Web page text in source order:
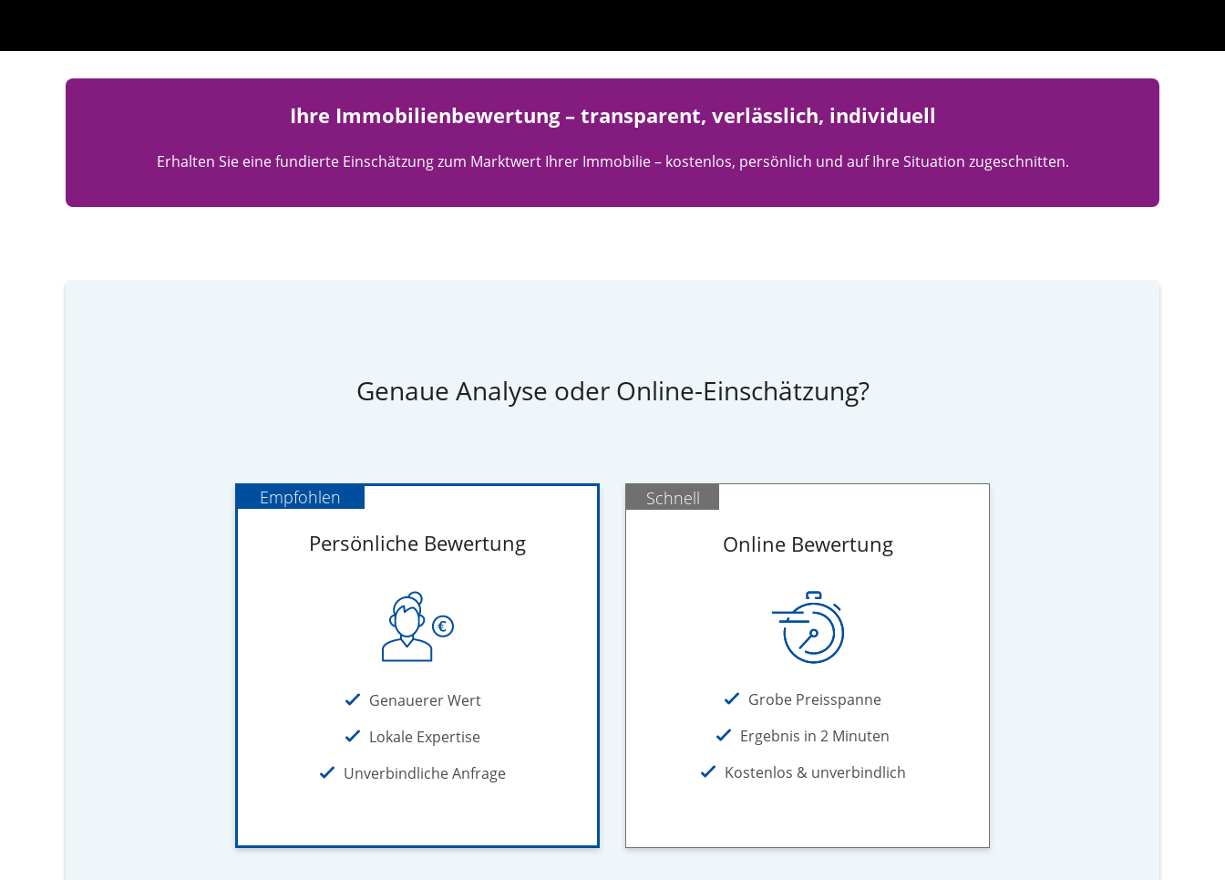
Ihre Immobilienbewertung – transparent, verlässlich, individuell
Erhalten Sie eine fundierte Einschätzung zum Marktwert Ihrer Immobilie – kostenlos, persönlich und auf Ihre Situation zugeschnitten.
Genaue Analyse oder Online-Einschätzung?
Empfohlen
Persönliche Bewertung
Genauerer Wert
Lokale Expertise
Unverbindliche Anfrage
Schnell
Online Bewertung
Grobe Preisspanne
Ergebnis in 2 Minuten
Kostenlos & unverbindlich